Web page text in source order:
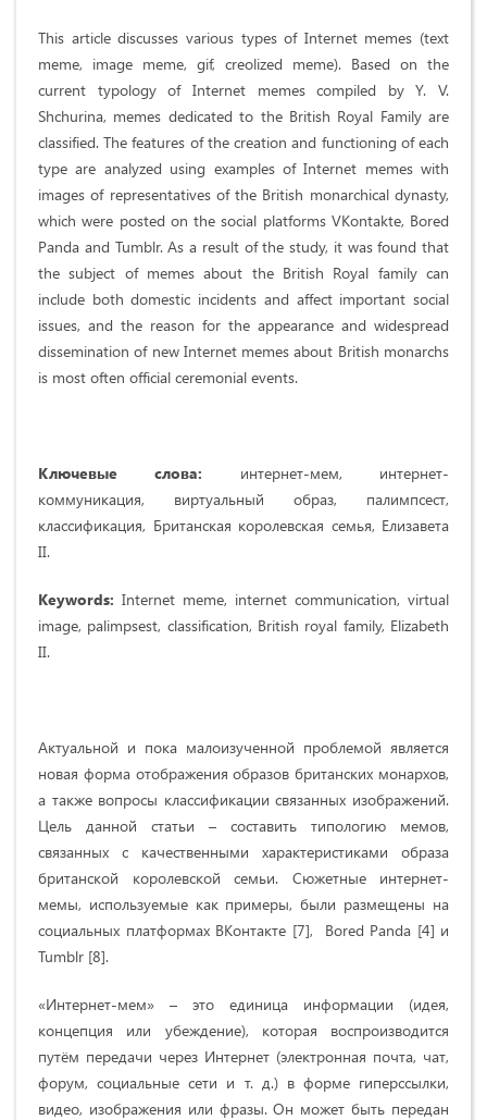
This article discusses various types of Internet memes (text
meme, image meme, gif, creolized meme). Based on the
current typology of Internet memes compiled by Y. V.
Shchurina, memes dedicated to the British Royal Family are
classified. The features of the creation and functioning of each
type are analyzed using examples of Internet memes with
images of representatives of the British monarchical dynasty,
which were posted on the social platforms VKontakte, Bored
Panda and Tumblr. As a result of the study, it was found that
the subject of memes about the British Royal family can
include both domestic incidents and affect important social
issues, and the reason for the appearance and widespread
dissemination of new Internet memes about British monarchs
is most often official ceremonial events.
Ключевые слова: интернет-мем, интернет-
коммуникация, виртуальный образ, палимпсест,
классификация, Британская королевская семья, Елизавета
II.
Keywords: Internet meme, internet communication, virtual
image, palimpsest, classification, British royal family, Elizabeth
II.
Актуальной и пока малоизученной проблемой является
новая форма отображения образов британских монархов,
а также вопросы классификации связанных изображений.
Цель данной статьи – составить типологию мемов,
связанных с качественными характеристиками образа
британской королевской семьи. Сюжетные интернет-
мемы, используемые как примеры, были размещены на
социальных платформах ВКонтакте [7], Bored Panda [4] и
Tumblr [8].
«Интернет-мем» – это единица информации (идея,
концепция или убеждение), которая воспроизводится
путём передачи через Интернет (электронная почта, чат,
форум, социальные сети и т. д.) в форме гиперссылки,
видео, изображения или фразы. Он может быть передан